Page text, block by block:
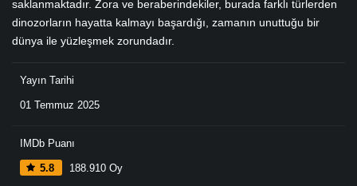
saklanmaktadır. Zora ve beraberindekiler, burada farklı türlerden
dinozorların hayatta kalmayı başardığı, zamanın unuttuğu bir
dünya ile yüzleşmek zorundadır.
Yayın Tarihi
01 Temmuz 2025
IMDb Puanı
5.8 188.910 Oy